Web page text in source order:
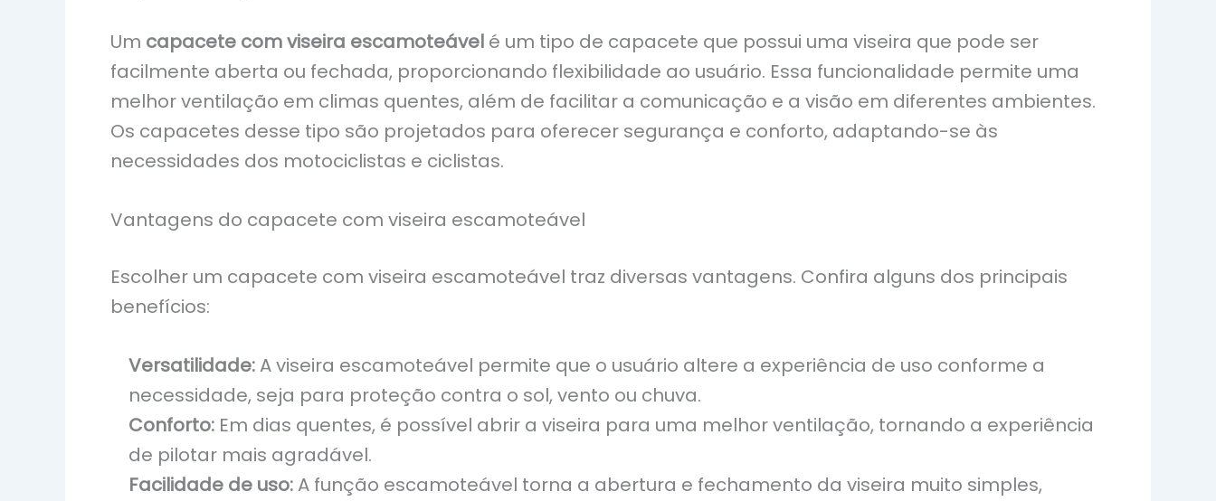
Um capacete com viseira escamoteável é um tipo de capacete que possui uma viseira que pode ser
facilmente aberta ou fechada, proporcionando flexibilidade ao usuário. Essa funcionalidade permite uma
melhor ventilação em climas quentes, além de facilitar a comunicação e a visão em diferentes ambientes.
Os capacetes desse tipo são projetados para oferecer segurança e conforto, adaptando-se às
necessidades dos motociclistas e ciclistas.
Vantagens do capacete com viseira escamoteável
Escolher um capacete com viseira escamoteável traz diversas vantagens. Confira alguns dos principais
benefícios:
Versatilidade: A viseira escamoteável permite que o usuário altere a experiência de uso conforme a
necessidade, seja para proteção contra o sol, vento ou chuva.
Conforto: Em dias quentes, é possível abrir a viseira para uma melhor ventilação, tornando a experiência
de pilotar mais agradável.
Facilidade de uso: A função escamoteável torna a abertura e fechamento da viseira muito simples,